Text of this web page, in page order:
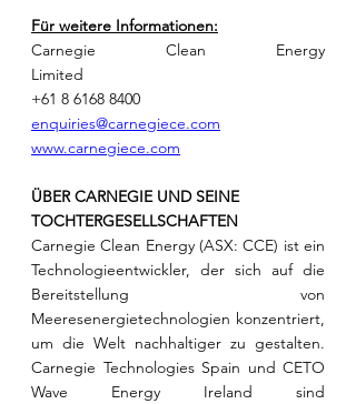
Für weitere Informationen:
Carnegie Clean Energy
Limited
+61 8 6168 8400
enquiries@carnegiece.com
www.carnegiece.com
ÜBER CARNEGIE UND SEINE
TOCHTERGESELLSCHAFTEN
Carnegie Clean Energy (ASX: CCE) ist ein
Technologieentwickler, der sich auf die
Bereitstellung von
Meeresenergietechnologien konzentriert,
um die Welt nachhaltiger zu gestalten.
Carnegie Technologies Spain und CETO
Wave Energy Ireland sind